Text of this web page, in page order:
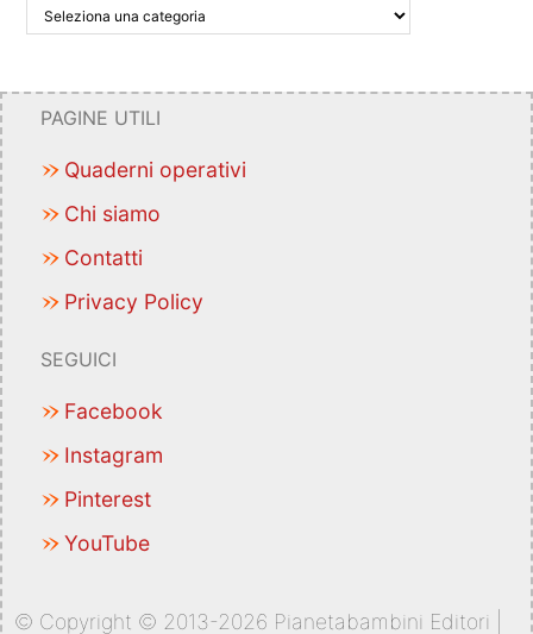
PAGINE UTILI
Quaderni operativi
Chi siamo
Contatti
Privacy Policy
SEGUICI
Facebook
Instagram
Pinterest
YouTube
© Copyright © 2013-2026 Pianetabambini Editori |